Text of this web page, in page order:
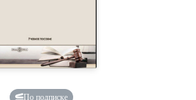
По подписке